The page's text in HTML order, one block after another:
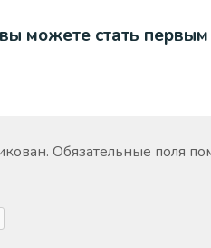
можете стать первым
Обязательные поля